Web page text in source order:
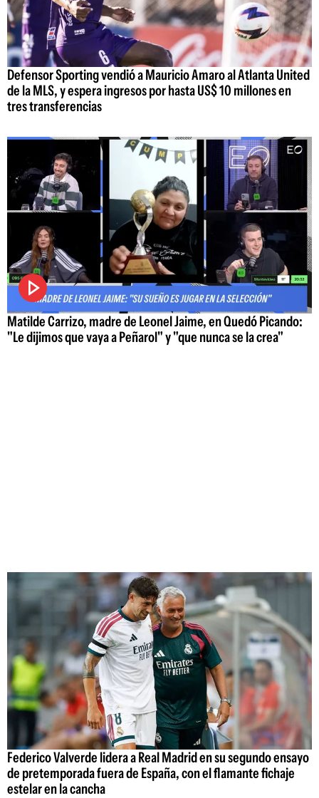
Defensor Sporting vendió a Mauricio Amaro al Atlanta United
de la MLS, y espera ingresos por hasta US$ 10 millones en
tres transferencias
Matilde Carrizo, madre de Leonel Jaime, en Quedó Picando:
"Le dijimos que vaya a Peñarol" y "que nunca se la crea"
Federico Valverde lidera a Real Madrid en su segundo ensayo
de pretemporada fuera de España, con el flamante fichaje
estelar en la cancha